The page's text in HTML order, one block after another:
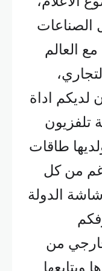
الصناعات
العالم
لديكم اداة
تلفزيون
طاقات
من كل
الدولة
من